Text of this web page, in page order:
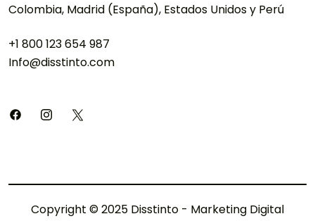
Colombia, Madrid (España), Estados Unidos y Perú
+1 800 123 654 987
Info@disstinto.com
Copyright © 2025 Disstinto - Marketing Digital